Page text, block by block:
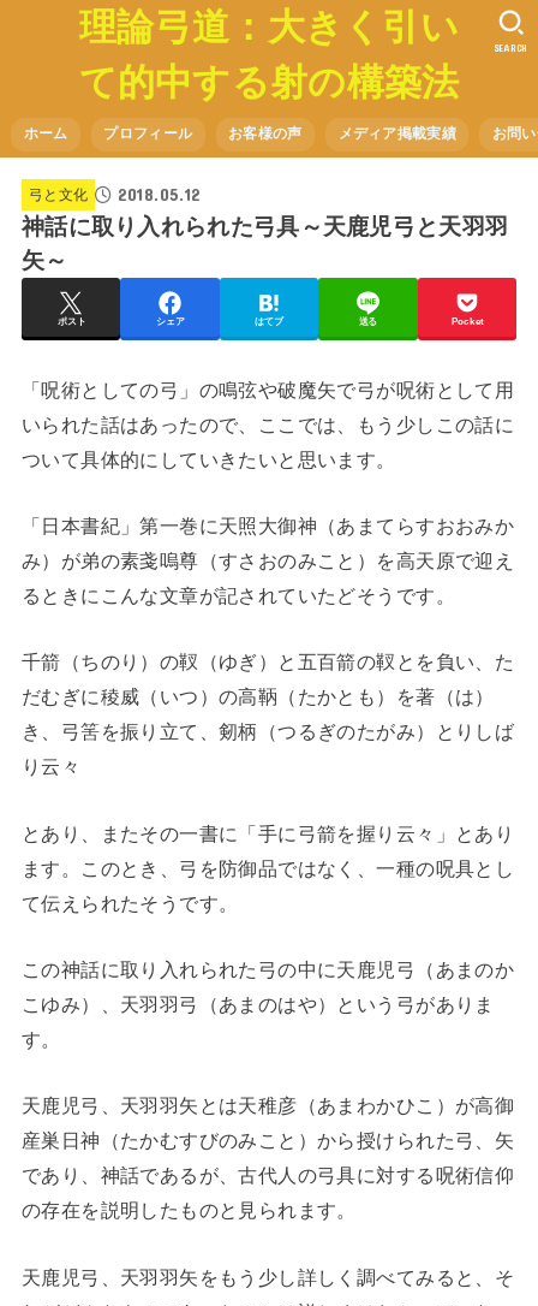
理論弓道：大きく引い
て的中する射の構築法
ホーム プロフィール お客様の声 メディア掲載実績 お問
SEARCH
弓と文化 2018.05.12
神話に取り入れられた弓具～天鹿児弓と天羽羽
矢～
ポスト シェア はてブ 送る Pocket
「呪術としての弓」の鳴弦や破魔矢で弓が呪術として用
いられた話はあったので、ここでは、もう少しこの話に
ついて具体的にしていきたいと思います。
「日本書紀」第一巻に天照大御神（あまてらすおおみか
み）が弟の素戔嗚尊（すさおのみこと）を高天原で迎え
るときにこんな文章が記されていたどそうです。
千箭（ちのり）の靫（ゆぎ）と五百箭の靫とを負い、た
だむぎに稜威（いつ）の高鞆（たかとも）を著（は）
き、弓筈を振り立て、剱柄（つるぎのたがみ）とりしば
り云々
とあり、またその一書に「手に弓箭を握り云々」とあり
ます。このとき、弓を防御品ではなく、一種の呪具とし
て伝えられたそうです。
この神話に取り入れられた弓の中に天鹿児弓（あまのか
こゆみ）、天羽羽弓（あまのはや）という弓がありま
す。
天鹿児弓、天羽羽矢とは天稚彦（あまわかひこ）が高御
産巣日神（たかむすびのみこと）から授けられた弓、矢
であり、神話であるが、古代人の弓具に対する呪術信仰
の存在を説明したものと見られます。
天鹿児弓、天羽羽矢をもう少し詳しく調べてみると、そ